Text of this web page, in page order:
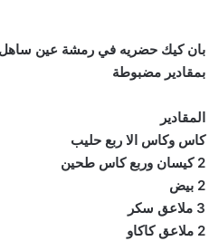
بان كيك حضريه في رمشة عين ساهل
بمقادير مضبوطة
المقادير
كاس وكاس الا ربع حليب
2 كيسان وربع كاس طحين
2 بيض
3 ملاعق سكر
2 ملاعق كاكاو